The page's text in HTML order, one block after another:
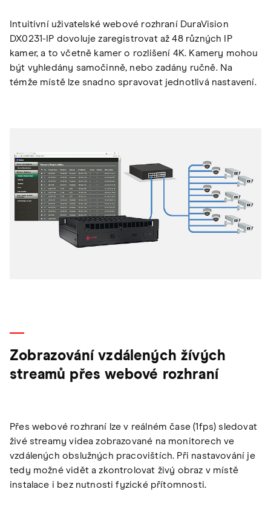
Intuitivní uživatelské webové rozhraní DuraVision
DX0231-IP dovoluje zaregistrovat až 48 různých IP
kamer, a to včetně kamer o rozlišení 4K. Kamery mohou
být vyhledány samočinně, nebo zadány ručně. Na
témže místě lze snadno spravovat jednotlivá nastavení.
Zobrazování vzdálených žívých
streamů přes webové rozhraní
Přes webové rozhraní lze v reálném čase (1fps) sledovat
živé streamy videa zobrazované na monitorech ve
vzdálených obslužných pracovištích. Při nastavování je
tedy možné vidět a zkontrolovat živý obraz v místě
instalace i bez nutnosti fyzické přítomnosti.